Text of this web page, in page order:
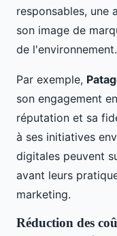
responsables, une
son image de
de l'environnement.
Par exemple,
son engagement
réputation et sa
à ses initiatives
digitales peuvent
avant leurs
marketing.
Réduction des